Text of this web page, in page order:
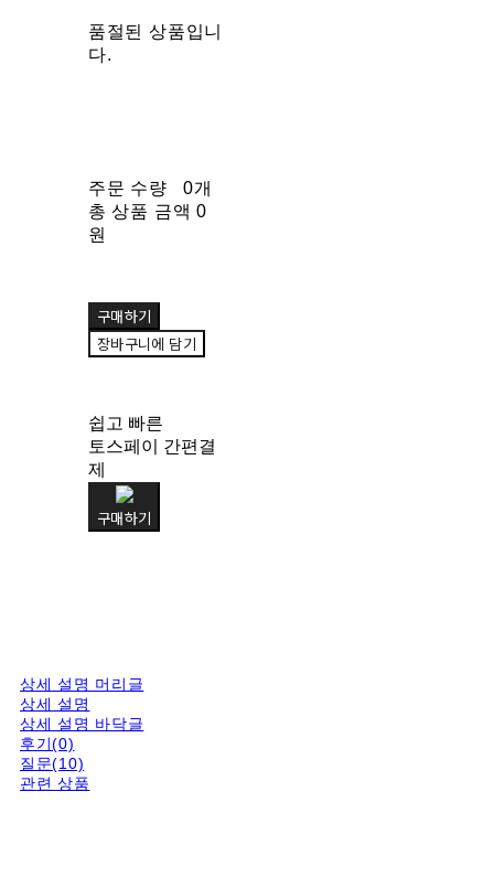
품절된 상품입니
다.
주문 수량
0개
총 상품 금액 0
원
구매하기
장바구니에 담기
쉽고 빠른
토스페이 간편결
제
구매하기
상세 설명 머리글
상세 설명
상세 설명 바닥글
후기(0)
질문(10)
관련 상품